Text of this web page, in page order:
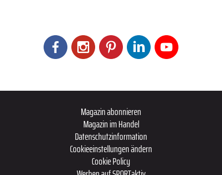
Magazin abonnieren
Magazin im Handel
Datenschutzinformation
Cookieeinstellungen ändern
Cookie Policy